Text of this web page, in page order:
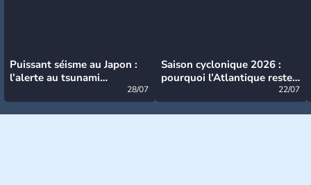
Puissant séisme au Japon :
l’alerte au tsunami
28/07
Saison cyclonique 2026 :
pourquoi l’Atlantique reste
22/07